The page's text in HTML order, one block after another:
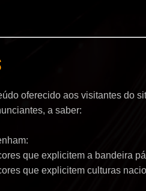
oferecido aos visitantes do
a saber:
que explicitem a bandeira
que explicitem culturas